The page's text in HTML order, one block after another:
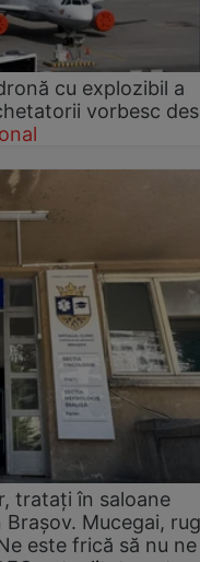
cu explozibil a
vorbesc
tratați în saloane
Mucegai,
este frică să nu ne